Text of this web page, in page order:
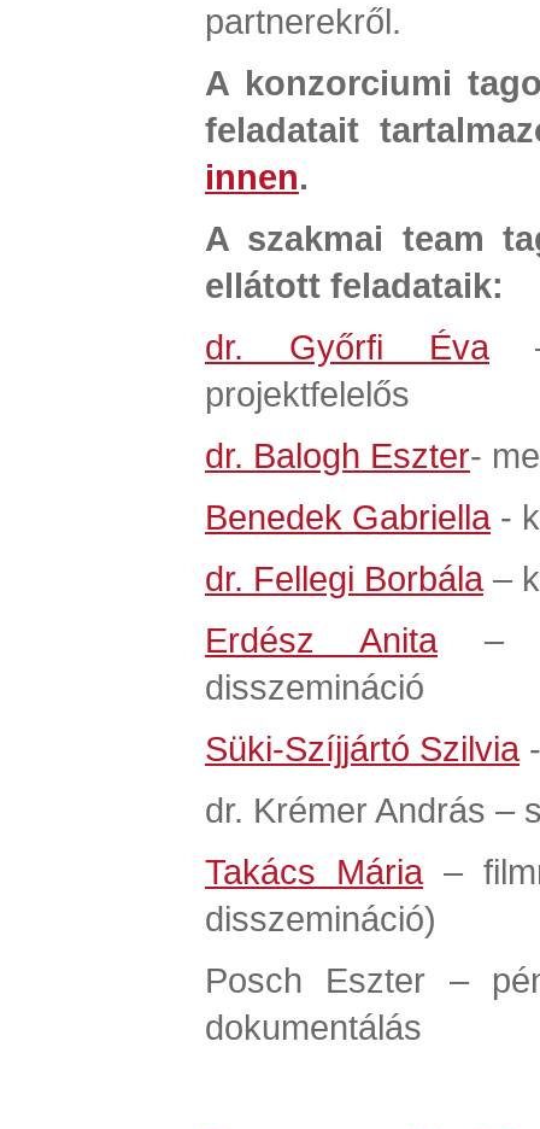
partnerekről.
A konzorciumi
feladatait
innen.
A szakmai team
ellátott feladataik:
dr. Győrfi Éva
projektfelelős
dr. Balogh Eszter-
Benedek Gabriella -
dr. Fellegi Borbála –
Erdész Anita –
disszemináció
Süki-Szíjjártó Szilvia
dr. Krémer András –
Takács Mária –
disszemináció)
Posch Eszter –
dokumentálás